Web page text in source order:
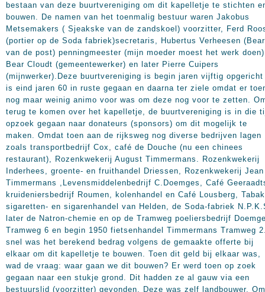
bestaan van deze buurtvereniging om dit kapelletje te stichten
bouwen. De namen van het toenmalig bestuur waren Jakobus
Metsemakers ( Sjeakske van de zandskoel) voorzitter, Ferd
(portier op de Soda fabriek)secretaris, Hubertus Verheesen
van de post) penningmeester (mijn moeder moest het werk
Bear Cloudt (gemeentewerker) en later Pierre Cuipers
(mijnwerker).Deze buurtvereniging is begin jaren vijftig opgericht
is eind jaren 60 in ruste gegaan en daarna ter ziele omdat er
nog maar weinig animo voor was om deze nog voor te zetten.
terug te komen over het kapelletje, de buurtvereniging is in die
opzoek gegaan naar donateurs (sponsors) om dit mogelijk te
maken. Omdat toen aan de rijksweg nog diverse bedrijven lagen
zoals transportbedrijf Cox, café de Douche (nu een chinees
restaurant), Rozenkwekerij August Timmermans. Rozenkwekerij
Inderhees, groente- en fruithandel Driessen, Rozenkwekerij Jean
Timmermans ,Levensmiddelenbedrijf C.Doemges, Café
kruideniersbedrijf Roumen, kolenhandel en Café Lousberg,
sigaretten- en sigarenhandel van Helden, de Soda-fabriek
later de Natron-chemie en op de Tramweg poeliersbedrijf
Tramweg 6 en begin 1950 fietsenhandel Timmermans Tramweg
snel was het berekend bedrag volgens de gemaakte offerte bij
elkaar om dit kapelletje te bouwen. Toen dit geld bij elkaar was,
wad de vraag: waar gaan we dit bouwen? Er werd toen op zoek
gegaan naar een stukje grond. Dit hadden ze al gauw via een
bestuurslid (voorzitter) gevonden. Deze was zelf landbouwer.